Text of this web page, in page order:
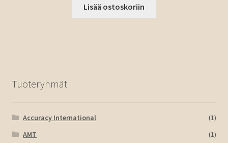
Lisää ostoskoriin
Tuoteryhmät
Accuracy International
(1)
AMT
(1)